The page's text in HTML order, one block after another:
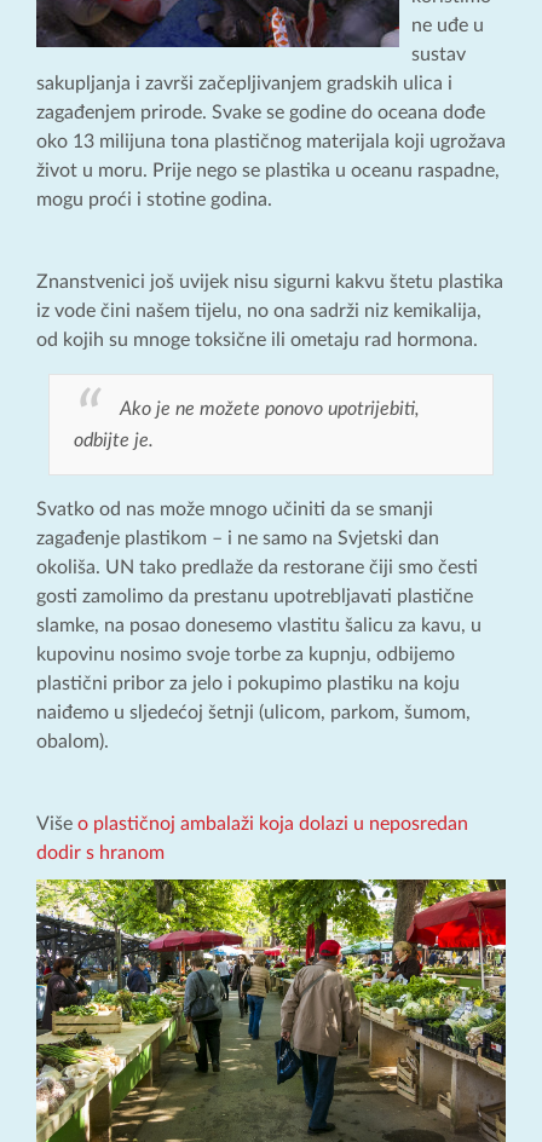
ne uđe u
sustav
sakupljanja i završi začepljivanjem gradskih ulica i
zagađenjem prirode. Svake se godine do oceana dođe
oko 13 milijuna tona plastičnog materijala koji ugrožava
život u moru. Prije nego se plastika u oceanu raspadne,
mogu proći i stotine godina.
Znanstvenici još uvijek nisu sigurni kakvu štetu plastika
iz vode čini našem tijelu, no ona sadrži niz kemikalija,
od kojih su mnoge toksične ili ometaju rad hormona.
Ako je ne možete ponovo upotrijebiti,
odbijte je.
Svatko od nas može mnogo učiniti da se smanji
zagađenje plastikom – i ne samo na Svjetski dan
okoliša. UN tako predlaže da restorane čiji smo česti
gosti zamolimo da prestanu upotrebljavati plastične
slamke, na posao donesemo vlastitu šalicu za kavu, u
kupovinu nosimo svoje torbe za kupnju, odbijemo
plastični pribor za jelo i pokupimo plastiku na koju
naiđemo u sljedećoj šetnji (ulicom, parkom, šumom,
obalom).
Više o plastičnoj ambalaži koja dolazi u neposredan
dodir s hranom